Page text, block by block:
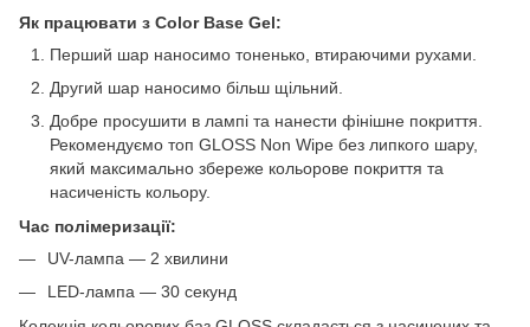
Як працювати з Color Base Gel:
Перший шар наносимо тоненько, втираючими рухами.
Другий шар наносимо більш щільний.
Добре просушити в лампі та нанести фінішне покриття.
Рекомендуємо топ GLOSS Non Wipe без липкого шару,
який максимально збереже кольорове покриття та
насиченість кольору.
Час полімеризації:
UV-лампа — 2 хвилини
LED-лампа — 30 секунд